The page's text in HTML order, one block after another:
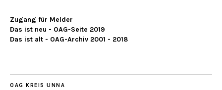
Zugang für Melder
Das ist neu - OAG-Seite 2019
Das ist alt - OAG-Archiv 2001 - 2018
OAG KREIS UNNA